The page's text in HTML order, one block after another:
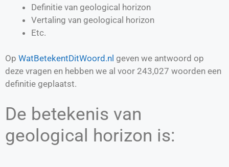
Definitie van geological horizon
Vertaling van geological horizon
Etc.
Op WatBetekentDitWoord.nl geven we antwoord op
deze vragen en hebben we al voor 243,027 woorden een
definitie geplaatst.
De betekenis van
geological horizon is: